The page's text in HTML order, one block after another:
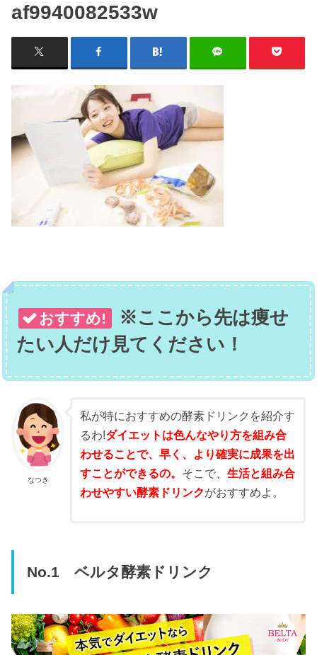
af9940082533w
おすすめ!
※ここから先は痩せ
たい人だけ見てください！
なつき
私が特におすすめの酵素ドリンクを紹介す
るわ!ダイエットは色んなやり方を組み合
わせることで、早く、より確実に成果を出
すことができるの。 そこで、 生活と組み合
わせやすい酵素ドリンクがおすすめよ。
No.1 ベルタ酵素ドリンク